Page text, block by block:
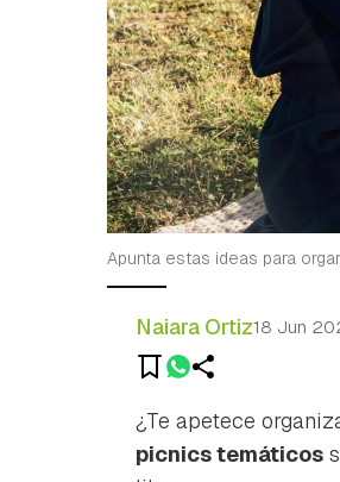
Apunta estas ideas para
Naiara Ortiz18 Jun
¿Te apetece
picnics temáticos